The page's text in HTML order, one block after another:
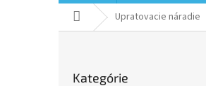
DomovUpratovacie náradie
kategórie
Kategórie